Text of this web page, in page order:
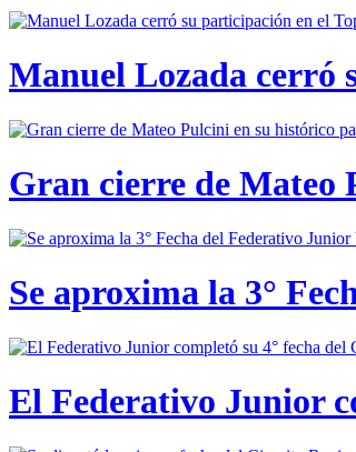
Manuel Lozada cerró
Gran cierre de Mateo
Se aproxima la 3°
El Federativo Junior